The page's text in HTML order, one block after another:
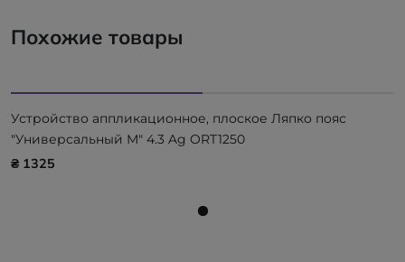
Похожие товары
Устройство аппликационное, плоское Ляпко пояс
"Универсальный М" 4.3 Ag ORT1250
₴ 1325